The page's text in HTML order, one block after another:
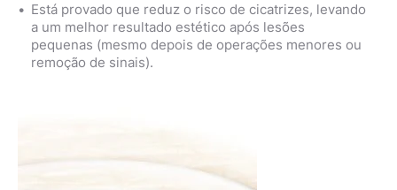
Está provado que reduz o risco de cicatrizes, levando
a um melhor resultado estético após lesões
pequenas (mesmo depois de operações menores ou
remoção de sinais).